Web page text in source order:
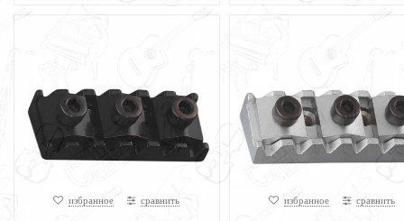
избранное сравнить избранное сравнить